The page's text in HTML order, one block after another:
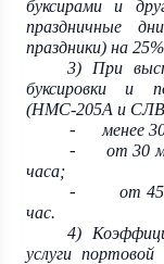
буксирами и
праздничные
праздники) на
3) При
буксировки и
(НМС-205А и СЛВ
- менее
-
от 30
часа;
-
от
час.
4)
услуги